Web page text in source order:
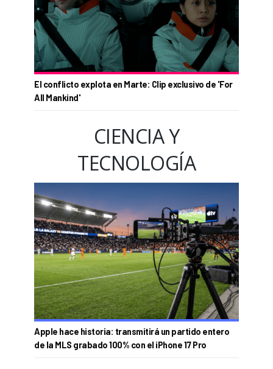
El conflicto explota en Marte: Clip exclusivo de 'For
All Mankind'
CIENCIA Y
TECNOLOGÍA
Apple hace historia: transmitirá un partido entero
de la MLS grabado 100% con el iPhone 17 Pro